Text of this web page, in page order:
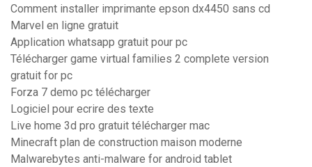
Comment installer imprimante epson dx4450 sans cd
Marvel en ligne gratuit
Application whatsapp gratuit pour pc
Télécharger game virtual families 2 complete version
gratuit for pc
Forza 7 demo pc télécharger
Logiciel pour ecrire des texte
Live home 3d pro gratuit télécharger mac
Minecraft plan de construction maison moderne
Malwarebytes anti-malware for android tablet